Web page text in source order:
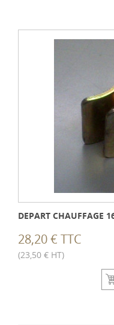
DEPART CHAUFFAGE
28,20 € TTC
(23,50 € HT)